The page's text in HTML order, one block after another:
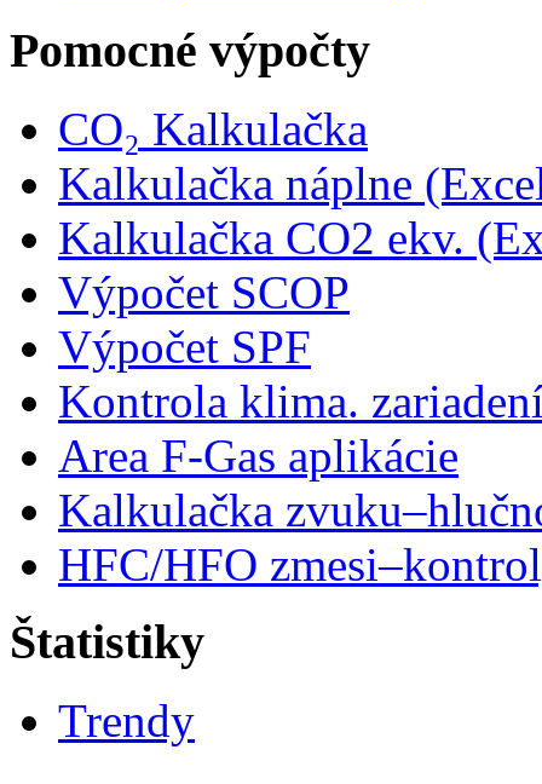
Pomocné výpočty
CO₂ Kalkulačka
Kalkulačka náplne
Kalkulačka CO2 ekv.
Výpočet SCOP
Výpočet SPF
Kontrola klima.
Area F-Gas aplikácie
Kalkulačka
HFC/HFO
Štatistiky
Trendy